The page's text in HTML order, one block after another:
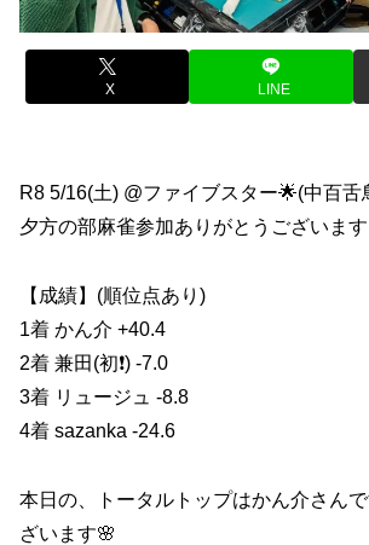
X LINE
R8 5/16(土) @ファイブスター🌟(中百舌
夕方の部麻雀参加ありがとうございます
【成績】(順位点あり)
1着 かん介 +40.4
2着 兼田(初❗️) -7.0
3着 リュージュ -8.8
4着 sazanka -24.6
本日の、トータルトップはかん介さん
ざいます🌸